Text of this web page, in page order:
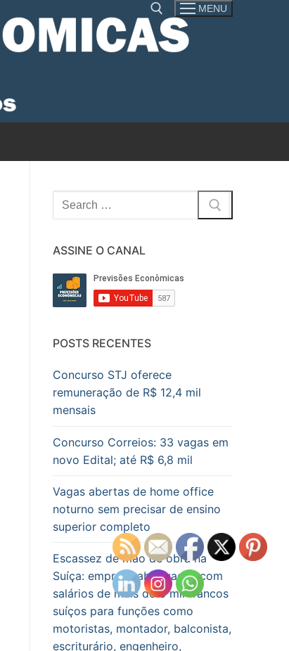
MENU
Pesquisar
por:
ASSINE O CANAL
POSTS RECENTES
Concurso STJ oferece
remuneração de R$ 12,4 mil
mensais
Concurso Correios: 33 vagas em
novo Edital; até R$ 6,8 mil
Vagas abertas de home office
noturno sem precisar de ensino
superior completo
Escassez de mão de obra na
Suíça: empresa abre vagas com
salários de mais de 6 mil francos
suíços para funções como
motoristas, montador, balconista,
escriturário, engenheiro,